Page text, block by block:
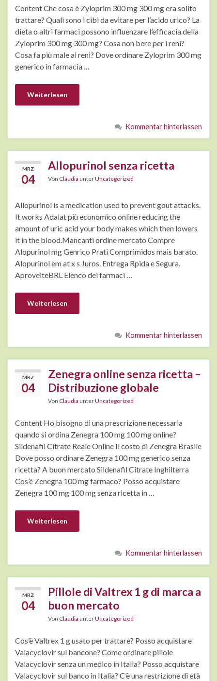
Content Che cosa è Zyloprim 300 mg 300 mg era solito
trattare? Quali sono i cibi da evitare per l’acido urico? La
dieta o altri farmaci possono influenzare l’efficacia della
Zyloprim 300 mg 300 mg? Cosa non bere per i reni?
Cosa fa più male ai reni? Dove ordinare Zyloprim 300 mg
generico in farmacia …
Weiterlesen
Kommentar hinterlassen
MRZ
04
Allopurinol senza ricetta
Von Claudia unterUncategorized
Allopurinol is a medication used to prevent gout attacks.
It works Adalat più economico online reducing the
amount of uric acid your body makes which then lowers
it in the blood.Mancanti ordine mercato Compre
Alopurinol mg Genrico Prati Comprimidos mais barato.
Alopurinol em at x s Juros. Entrega Rpida e Segura.
AproveiteBRL Elenco dei farmaci …
Weiterlesen
Kommentar hinterlassen
MRZ
04
Zenegra online senza ricetta –
Distribuzione globale
Von Claudia unterUncategorized
Content Ho bisogno di una prescrizione necessaria
quando si ordina Zenegra 100 mg 100 mg online?
Sildenafil Citrate Reale Online Il costo di Zenegra Brasile
Dove posso ordinare Zenegra 100 mg generico senza
ricetta? A buon mercato Sildenafil Citrate Inghilterra
Cos’è Zenegra 100 mg farmaco? Posso acquistare
Zenegra 100 mg 100 mg senza ricetta in …
Weiterlesen
Kommentar hinterlassen
MRZ
04
Pillole di Valtrex 1 g di marca a
buon mercato
Von Claudia unterUncategorized
Cos’è Valtrex 1 g usato per trattare? Posso acquistare
Valacyclovir sul bancone? Come ordinare pillole
Valacyclovir senza un medico in Italia? Posso acquistare
Valacyclovir sul banco in Italia? C’è una restrizione di età